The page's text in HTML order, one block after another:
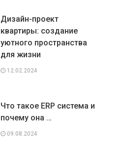
Дизайн-проект
квартиры: создание
уютного пространства
для жизни
12.02.2024
Что такое ERP система и
почему она …
09.08.2024